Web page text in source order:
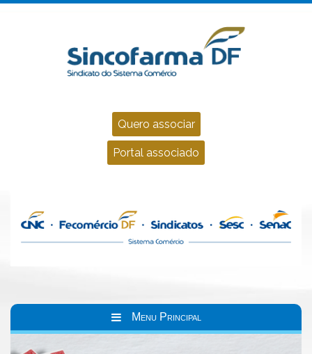
Quero associar
Portal associado
Menu Principal